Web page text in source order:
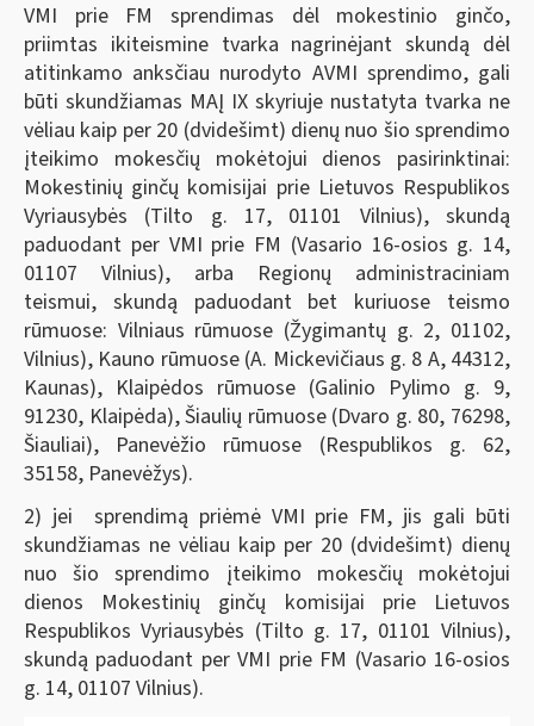
VMI prie FM sprendimas dėl mokestinio ginčo,
priimtas ikiteismine tvarka nagrinėjant skundą dėl
atitinkamo anksčiau nurodyto AVMI sprendimo, gali
būti skundžiamas MAĮ IX skyriuje nustatyta tvarka ne
vėliau kaip per 20 (dvidešimt) dienų nuo šio sprendimo
įteikimo mokesčių mokėtojui dienos pasirinktinai:
Mokestinių ginčų komisijai prie Lietuvos Respublikos
Vyriausybės (Tilto g. 17, 01101 Vilnius), skundą
paduodant per VMI prie FM (Vasario 16-osios g. 14,
01107 Vilnius), arba Regionų administraciniam
teismui, skundą paduodant bet kuriuose teismo
rūmuose: Vilniaus rūmuose (Žygimantų g. 2, 01102,
Vilnius), Kauno rūmuose (A. Mickevičiaus g. 8 A, 44312,
Kaunas), Klaipėdos rūmuose (Galinio Pylimo g. 9,
91230, Klaipėda), Šiaulių rūmuose (Dvaro g. 80, 76298,
Šiauliai), Panevėžio rūmuose (Respublikos g. 62,
35158, Panevėžys).
2) jei sprendimą priėmė VMI prie FM, jis gali būti
skundžiamas ne vėliau kaip per 20 (dvidešimt) dienų
nuo šio sprendimo įteikimo mokesčių mokėtojui
dienos Mokestinių ginčų komisijai prie Lietuvos
Respublikos Vyriausybės (Tilto g. 17, 01101 Vilnius),
skundą paduodant per VMI prie FM (Vasario 16-osios
g. 14, 01107 Vilnius).